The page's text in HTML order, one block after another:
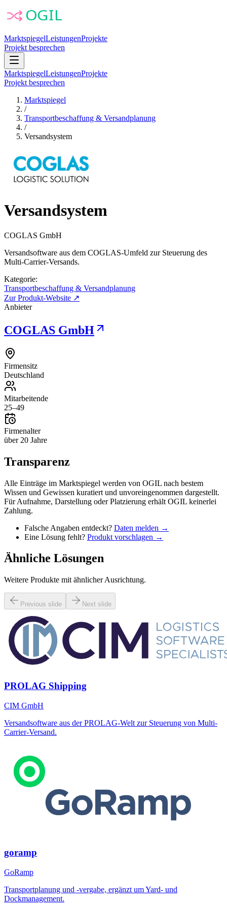
MarktspiegelLeistungenProjekte
Projekt besprechen
MarktspiegelLeistungenProjekte
Projekt besprechen
Marktspiegel
/
Transportbeschaffung & Versandplanung
/
Versandsystem
Versandsystem
COGLAS GmbH
Versandsoftware aus dem COGLAS-Umfeld zur Steuerung des
Multi-Carrier-Versands.
Kategorie:
Transportbeschaffung & Versandplanung
Zur Produkt-Website ↗
Anbieter
COGLAS GmbH
Firmensitz
Deutschland
Mitarbeitende
25–49
Firmenalter
über 20 Jahre
Transparenz
Alle Einträge im Marktspiegel werden von OGIL nach bestem
Wissen und Gewissen kuratiert und unvoreingenommen dargestellt.
Für Aufnahme, Darstellung oder Platzierung erhält OGIL keinerlei
Zahlung.
Falsche Angaben entdeckt? Daten melden →
Eine Lösung fehlt? Produkt vorschlagen →
Ähnliche Lösungen
Weitere Produkte mit ähnlicher Ausrichtung.
Previous slide Next slide
PROLAG Shipping
CIM GmbH
Versandsoftware aus der PROLAG-Welt zur Steuerung von Multi-
Carrier-Versand.
goramp
GoRamp
Transportplanung und -vergabe, ergänzt um Yard- und
Dockmanagement.